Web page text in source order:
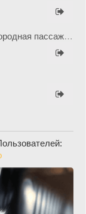
компания"